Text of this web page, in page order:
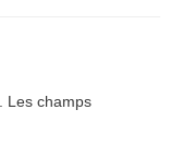
Les champs